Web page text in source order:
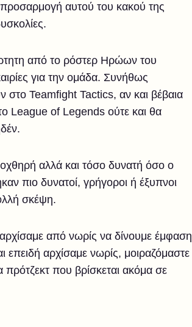
αυτού του κακού της
από το ρόστερ Ηρώων του
για την ομάδα. Συνήθως
Teamfight Tactics, αν και βέβαια
League of Legends ούτε και θα
αλλά και τόσο δυνατή όσο ο
πιο δυνατοί, γρήγοροι ή έξυπνοι
σκέψη.
αρχίσαμε από νωρίς να δίνουμε έμφαση
αρχίσαμε νωρίς, μοιραζόμαστε
πρότζεκτ που βρίσκεται ακόμα σε